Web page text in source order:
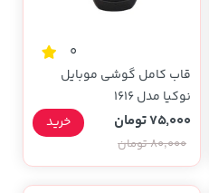
0
قاب کامل گوشی موبایل
نوکیا مدل 1616
75,000 تومان
80,000 تومان
خرید